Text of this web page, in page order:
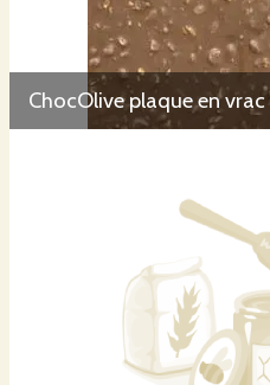
ChocOlive plaque en vrac